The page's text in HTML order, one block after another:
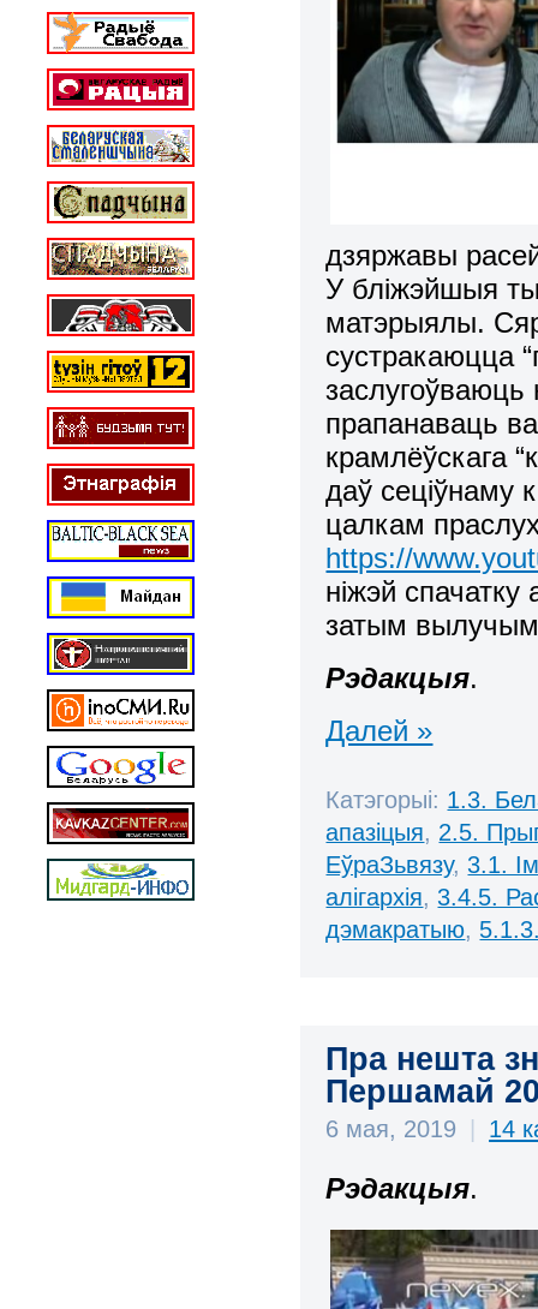
дзяржавы
У бліжэйшыя
матэрыялы.
сустракаюцца
прапанаваць
крамлёўскага
даў сеціўнаму
цалкам
https://
ніжэй
затым
Рэдакцыя.
Далей »
Катэгорыі: 1.3.
апазіцыя, 2.5.
ЕўраЗьвязу, 3.1.
алігархія, 3.4.5.
дэмакратыю,
Пра нешта
Першамай
6 мая, 2019 14
Рэдакцыя.